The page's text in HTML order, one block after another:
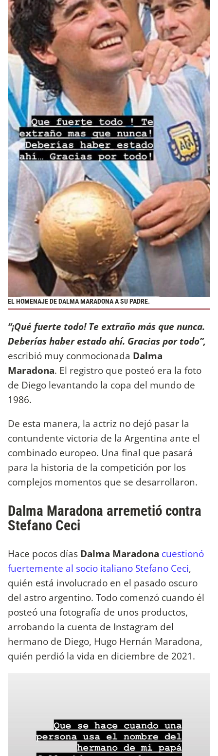
EL HOMENAJE DE DALMA MARADONA A SU PADRE.
“¡Qué fuerte todo! Te extraño más que nunca.
Deberías haber estado ahí. Gracias por todo”,
escribió muy conmocionada Dalma
Maradona. El registro que posteó era la foto
de Diego levantando la copa del mundo de
1986.
De esta manera, la actriz no dejó pasar la
contundente victoria de la Argentina ante el
combinado europeo. Una final que pasará
para la historia de la competición por los
complejos momentos que se desarrollaron.
Dalma Maradona arremetió contra
Stefano Ceci
Hace pocos días Dalma Maradona cuestionó
fuertemente al socio italiano Stefano Ceci,
quién está involucrado en el pasado oscuro
del astro argentino. Todo comenzó cuando él
posteó una fotografía de unos productos,
arrobando la cuenta de Instagram del
hermano de Diego, Hugo Hernán Maradona,
quién perdió la vida en diciembre de 2021.